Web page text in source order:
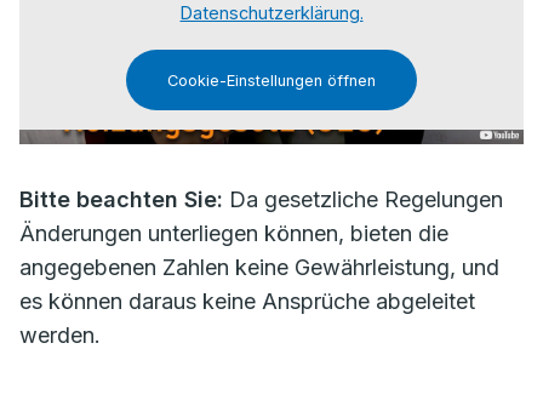
Datenschutzerklärung.
Cookie-Einstellungen öffnen
Bitte beachten Sie: Da gesetzliche Regelungen
Änderungen unterliegen können, bieten die
angegebenen Zahlen keine Gewährleistung, und
es können daraus keine Ansprüche abgeleitet
werden.